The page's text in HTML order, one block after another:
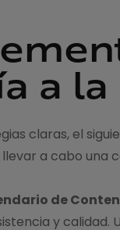
a
claras, el
a cabo una
de
y calidad.